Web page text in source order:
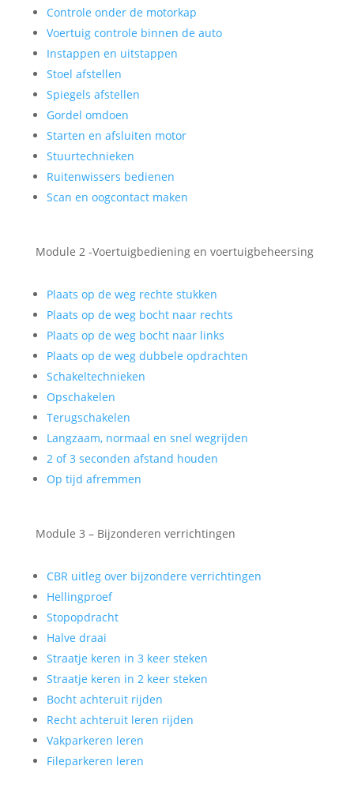
Controle onder de motorkap
Voertuig controle binnen de auto
Instappen en uitstappen
Stoel afstellen
Spiegels afstellen
Gordel omdoen
Starten en afsluiten motor
Stuurtechnieken
Ruitenwissers bedienen
Scan en oogcontact maken
Module 2 -Voertuigbediening en voertuigbeheersing
Plaats op de weg rechte stukken
Plaats op de weg bocht naar rechts
Plaats op de weg bocht naar links
Plaats op de weg dubbele opdrachten
Schakeltechnieken
Opschakelen
Terugschakelen
Langzaam, normaal en snel wegrijden
2 of 3 seconden afstand houden
Op tijd afremmen
Module 3 – Bijzonderen verrichtingen
CBR uitleg over bijzondere verrichtingen
Hellingproef
Stopopdracht
Halve draai
Straatje keren in 3 keer steken
Straatje keren in 2 keer steken
Bocht achteruit rijden
Recht achteruit leren rijden
Vakparkeren leren
Fileparkeren leren